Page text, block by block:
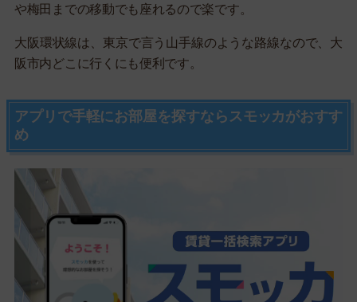
や梅田までの移動でも座れるので楽です。
大阪環状線は、東京で言う山手線のような路線なので、大
阪市内どこに行くにも便利です。
アプリで手軽にお部屋を探すならスモッカがおすす
め